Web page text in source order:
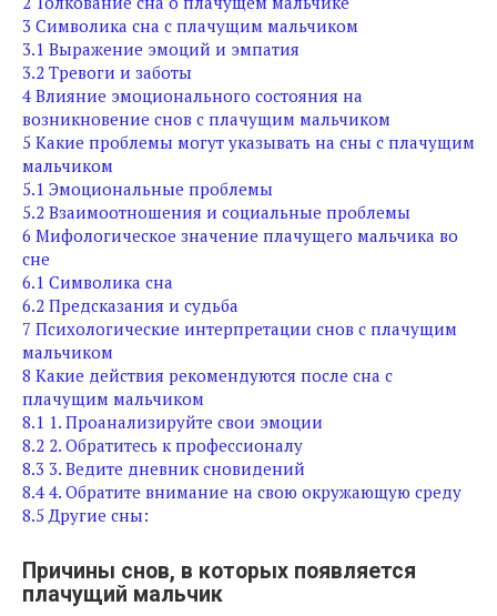
3 Символика сна с плачущим мальчиком
3.1 Выражение эмоций и эмпатия
3.2 Тревоги и заботы
4 Влияние эмоционального состояния на
возникновение снов с плачущим мальчиком
5 Какие проблемы могут указывать на сны с плачущим
мальчиком
5.1 Эмоциональные проблемы
5.2 Взаимоотношения и социальные проблемы
6 Мифологическое значение плачущего мальчика во
сне
6.1 Символика сна
6.2 Предсказания и судьба
7 Психологические интерпретации снов с плачущим
мальчиком
8 Какие действия рекомендуются после сна с
плачущим мальчиком
8.1 1. Проанализируйте свои эмоции
8.2 2. Обратитесь к профессионалу
8.3 3. Ведите дневник сновидений
8.4 4. Обратите внимание на свою окружающую среду
8.5 Другие сны:
Причины снов, в которых появляется
плачущий мальчик